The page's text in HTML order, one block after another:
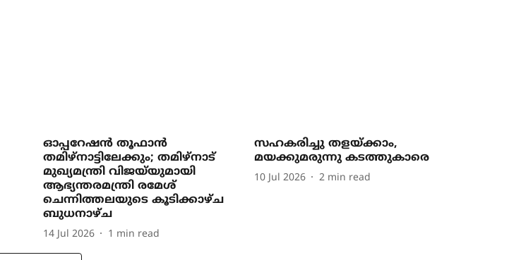
ഓപ്പറേഷന്‍ തൂഫാന്‍
തമിഴ്‌നാട്ടിലേക്കും; തമിഴ്‌നാട്
മുഖ്യമന്ത്രി വിജയ്‌യുമായി
ആഭ്യന്തരമന്ത്രി രമേശ്
ചെന്നിത്തലയുടെ കൂടിക്കാഴ്ച
ബുധനാഴ്ച
14 Jul 2026 1 min read
സഹകരിച്ചു തളയ്ക്കാം,
മയക്കുമരുന്നു കടത്തുകാരെ
10 Jul 2026 2 min read